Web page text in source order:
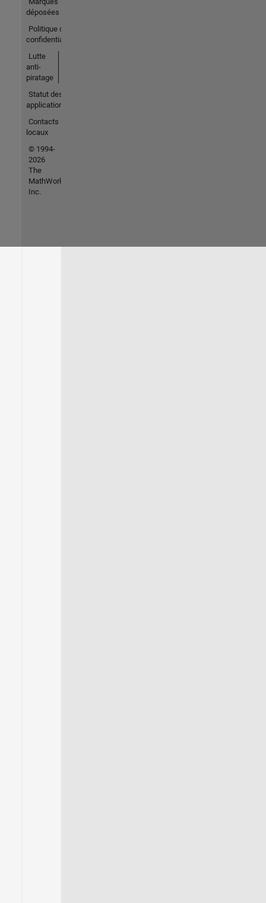
déposées
Politique de
confidentialité
Lutte
anti-
piratage
Statut des
applications
Contacts
locaux
© 1994-
2026
The
MathWorks,
Inc.